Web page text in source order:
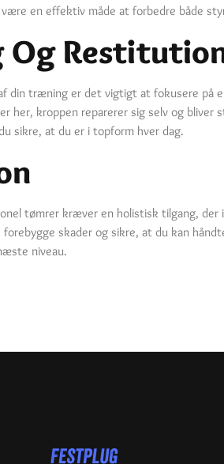
en effektiv måde at forbedre både
din træning er det vigtigt at fokusere
her, kroppen reparerer sig selv og bliver
sikre, at du er i topform hver dag.
tømrer kræver en holistisk tilgang,
skader og sikre, at du kan
niveau.